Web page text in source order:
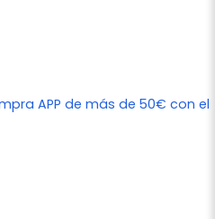
APP de más de 50€ con el